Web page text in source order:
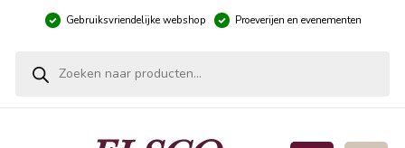
Gebruiksvriendelijke webshop Proeverijen en evenementen